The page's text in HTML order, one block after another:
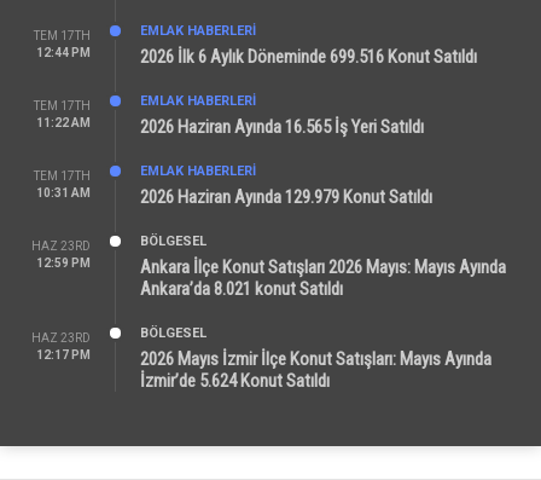
TEM 17TH
12:44 PM
EMLAK HABERLERI
2026 İlk 6 Aylık Döneminde 699.516 Konut Satıldı
TEM 17TH
11:22 AM
EMLAK HABERLERI
2026 Haziran Ayında 16.565 İş Yeri Satıldı
TEM 17TH
10:31 AM
EMLAK HABERLERI
2026 Haziran Ayında 129.979 Konut Satıldı
HAZ 23RD
12:59 PM
BÖLGESEL
Ankara İlçe Konut Satışları 2026 Mayıs: Mayıs Ayında
Ankara’da 8.021 konut Satıldı
HAZ 23RD
12:17 PM
BÖLGESEL
2026 Mayıs İzmir İlçe Konut Satışları: Mayıs Ayında
İzmir’de 5.624 Konut Satıldı